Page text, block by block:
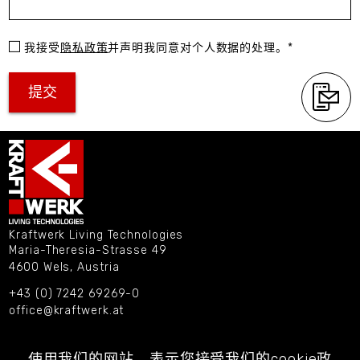
您的留言正在提交。
谢谢！
哦！
提交邮件时出错。请稍后再试。
我接受 隐私政策并声明我同意对个人数据的处理。*
提交
Kraftwerk Living Technologies
Maria-Theresia-Strasse 49
4600 Wels, Austria
+43 (0) 7242 69269-0
office@kraftwerk.at